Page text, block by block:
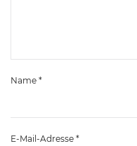
Name *
E-Mail-Adresse *